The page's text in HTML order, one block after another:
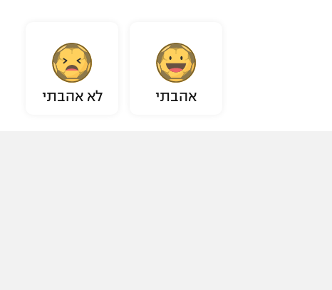
אהבתי לא אהבתי